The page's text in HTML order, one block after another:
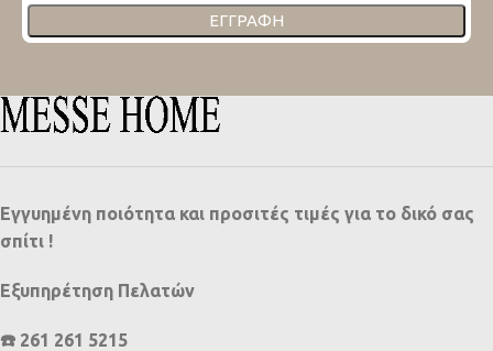
ΕΓΓΡΑΦΉ
Εγγυημένη ποιότητα και προσιτές τιμές για το δικό σας
σπίτι !
Εξυπηρέτηση Πελατών
☎️ 261 261 5215